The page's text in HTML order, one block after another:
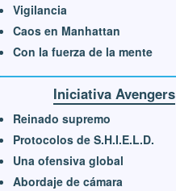
Vigilancia
Caos en Manhattan
Con la fuerza de la mente
Iniciativa Avengers
Reinado supremo
Protocolos de S.H.I.E.L.D.
Una ofensiva global
Abordaje de cámara